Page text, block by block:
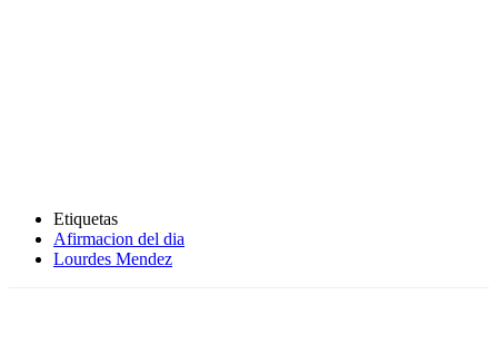
Etiquetas
Afirmacion del dia
Lourdes Mendez